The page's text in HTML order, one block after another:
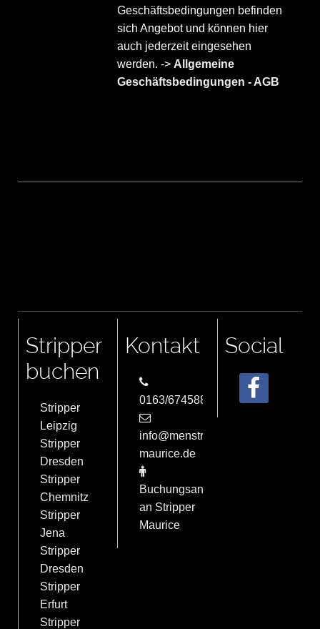
Geschäftsbedingungen befinden
sich Angebot und können hier
auch jederzeit eingesehen
werden. ->Allgemeine
Geschäftsbedingungen - AGB
Stripper
buchen
Stripper
Leipzig
Stripper
Dresden
Stripper
Chemnitz
Stripper
Jena
Stripper
Dresden
Stripper
Erfurt
Stripper
Kontakt
0163/6745884
info@menstrip-
maurice.de
Buchungsanfrage
an Stripper
Maurice
Social